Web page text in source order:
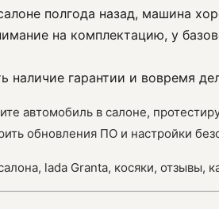
полгода назад, машина
на комплектацию, у
наличие гарантии и вовремя
автомобиль в салоне,
обновления ПО и настройки
lada Granta, косяки,